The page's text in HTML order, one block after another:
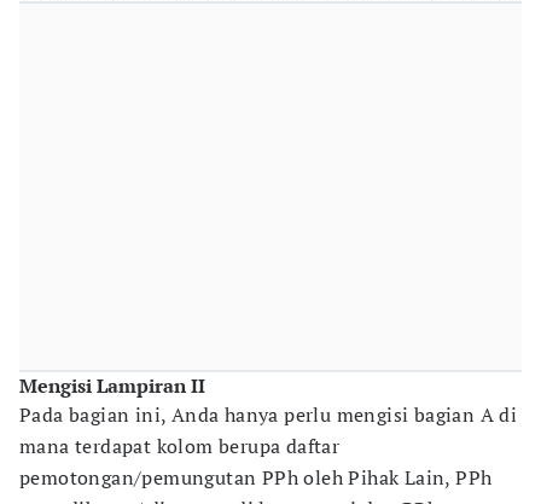
Mengisi Lampiran II
Pada bagian ini, Anda hanya perlu mengisi bagian A di
mana terdapat kolom berupa daftar
pemotongan/pemungutan PPh oleh Pihak Lain, PPh